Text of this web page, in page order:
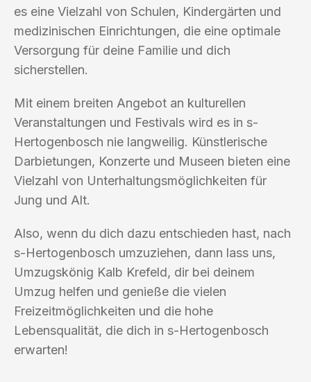
es eine Vielzahl von Schulen, Kindergärten und
medizinischen Einrichtungen, die eine optimale
Versorgung für deine Familie und dich
sicherstellen.
Mit einem breiten Angebot an kulturellen
Veranstaltungen und Festivals wird es in s-
Hertogenbosch nie langweilig. Künstlerische
Darbietungen, Konzerte und Museen bieten eine
Vielzahl von Unterhaltungsmöglichkeiten für
Jung und Alt.
Also, wenn du dich dazu entschieden hast, nach
s-Hertogenbosch umzuziehen, dann lass uns,
Umzugskönig Kalb Krefeld, dir bei deinem
Umzug helfen und genieße die vielen
Freizeitmöglichkeiten und die hohe
Lebensqualität, die dich in s-Hertogenbosch
erwarten!